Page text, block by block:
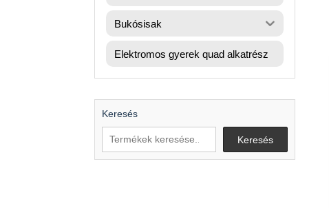
Bukósisak
Elektromos gyerek quad alkatrész
Keresés
Keresés